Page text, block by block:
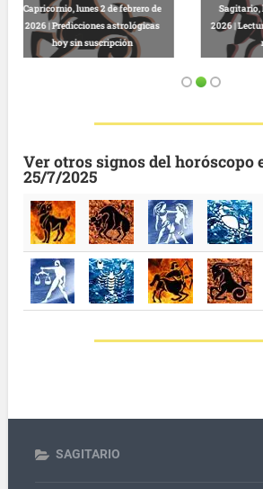
Virgo, lunes 2 de febrero de 2026 |
Horóscopo gratis para hoy online
Leo,
Ver otros signos del horóscopo
25/7/2025
SAGITARIO